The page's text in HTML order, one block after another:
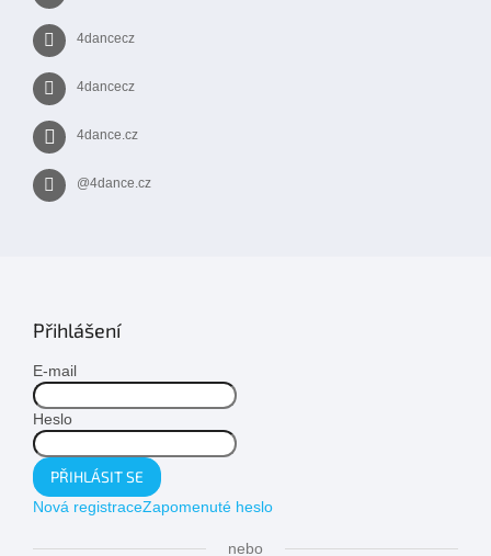
4dancecz
4dancecz
4dance.cz
@4dance.cz
Přihlášení
E-mail
Heslo
PŘIHLÁSIT SE
Nová registraceZapomenuté heslo
nebo